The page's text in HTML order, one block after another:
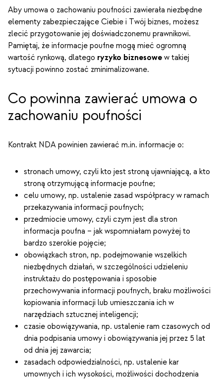
Aby umowa o zachowaniu poufności zawierała niezbędne
elementy zabezpieczające Ciebie i Twój biznes, możesz
zlecić przygotowanie jej doświadczonemu prawnikowi.
Pamiętaj, że informacje poufne mogą mieć ogromną
wartość rynkową, dlatego ryzyko biznesowe w takiej
sytuacji powinno zostać zminimalizowane.
Co powinna zawierać umowa o
zachowaniu poufności
Kontrakt NDA powinien zawierać m.in. informacje o:
stronach umowy, czyli kto jest stroną ujawniającą, a kto
stroną otrzymującą informacje poufne;
celu umowy, np. ustalenie zasad współpracy w ramach
przekazywania informacji poufnych;
przedmiocie umowy, czyli czym jest dla stron
informacja poufna – jak wspomniałam powyżej to
bardzo szerokie pojęcie;
obowiązkach stron, np. podejmowanie wszelkich
niezbędnych działań, w szczególności udzieleniu
instruktażu do postępowania i sposobie
przechowywania informacji poufnych, braku możliwości
kopiowania informacji lub umieszczania ich w
narzędziach sztucznej inteligencji;
czasie obowiązywania, np. ustalenie ram czasowych od
dnia podpisania umowy i obowiązywania jej przez 5 lat
od dnia jej zawarcia;
zasadach odpowiedzialności, np. ustalenie kar
umownych i ich wysokości, możliwości dochodzenia